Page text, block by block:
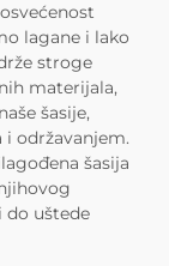
lagane i lako
stroge
materijala,
šasije,
održavanjem.
šasija
do uštede